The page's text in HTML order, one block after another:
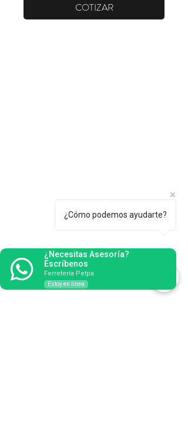
COTIZAR
¿Cómo podemos ayudarte?
¿Necesitas Asesoría?
Escríbenos
Ferretería Petpa
Estoy en línea